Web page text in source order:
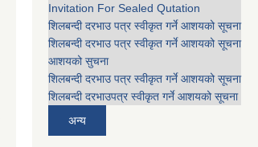
Invitation For Sealed Qutation
शिलबन्दी दरभाउ पत्र स्वीकृत गर्ने आशयको सूचना
शिलबन्दी दरभाउ पत्र स्वीकृत गर्ने आशयको सूचना
आशयको सुचना
शिलबन्दी दरभाउ पत्र स्वीकृत गर्ने आशयको सूचना
शिलबन्दी दरभाउपत्र स्वीकृत गर्ने आशयको सूचना
अन्य